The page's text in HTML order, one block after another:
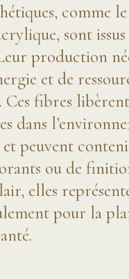
comme
sont
production
et de
Ces fibres libèrent
dans
et peuvent
ou de
elles
pour la